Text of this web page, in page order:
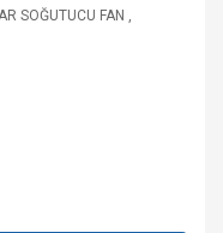
SOĞUTUCU FAN ,